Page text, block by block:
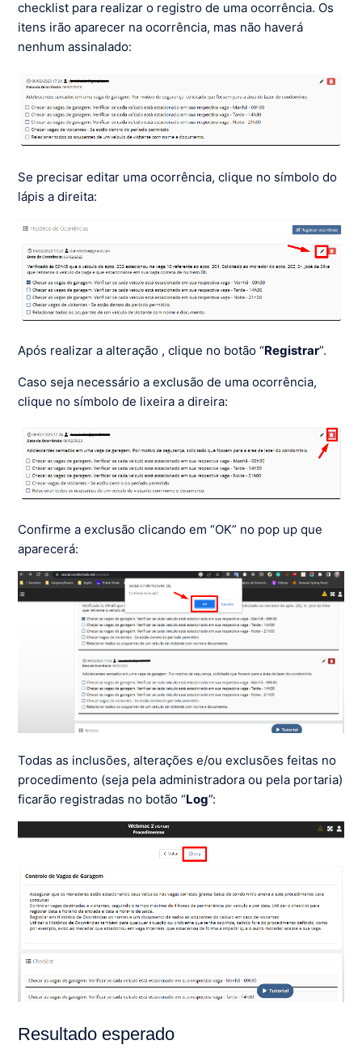
checklist para realizar o registro de uma ocorrência. Os
itens irão aparecer na ocorrência, mas não haverá
nenhum assinalado:
Se precisar editar uma ocorrência, clique no símbolo do
lápis a direita:
Após realizar a alteração , clique no botão “Registrar”.
Caso seja necessário a exclusão de uma ocorrência,
clique no símbolo de lixeira a direira:
Confirme a exclusão clicando em “OK” no pop up que
aparecerá:
Todas as inclusões, alterações e/ou exclusões feitas no
procedimento (seja pela administradora ou pela portaria)
ficarão registradas no botão “Log”:
Resultado esperado